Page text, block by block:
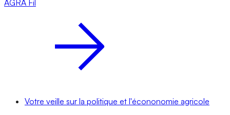
AGRA Fil
Votre veille sur la politique et l'écononomie agricole